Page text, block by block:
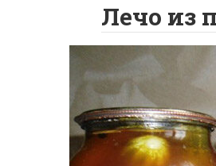
Лечо из